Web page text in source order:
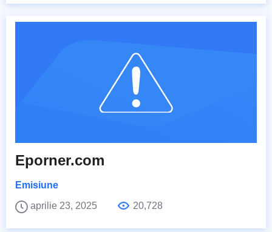
Eporner.com
Emisiune
aprilie 23, 2025
20,728